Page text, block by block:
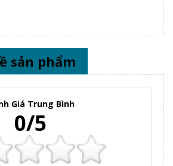
sản phẩm
Giá Trung Bình
0/5